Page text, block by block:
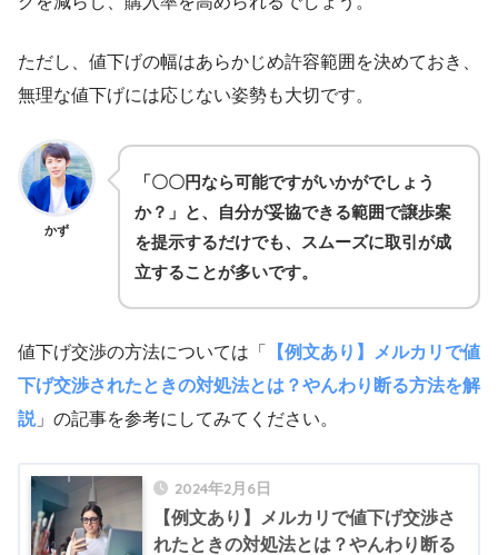
ただし、値下げの幅はあらかじめ許容範囲を決めておき、
無理な値下げには応じない姿勢も大切です。
かず
「〇〇円なら可能ですがいかがでしょう
か？」と、自分が妥協できる範囲で譲歩案
を提示するだけでも、スムーズに取引が成
立することが多いです。
値下げ交渉の方法については「
【例文あり】メルカリで値
下げ交渉されたときの対処法とは？やんわり断る方法を解
説 」の記事を参考にしてみてください。
2024年2月6日
【例文あり】メルカリで値下げ交渉さ
れたときの対処法とは？やんわり断る